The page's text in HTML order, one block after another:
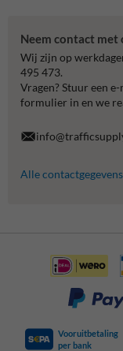
Neem contact met
Wij zijn op
495 473.
Vragen? Stuur een
formulier in en we
Alle contactgegevens
Vooruitbetaling
per bank